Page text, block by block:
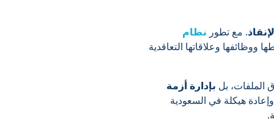
. مع تطور نظام
وعلاقاتها التعاقدية
الملفات، بل بإدارة أزمة
هيكلة في السعودية